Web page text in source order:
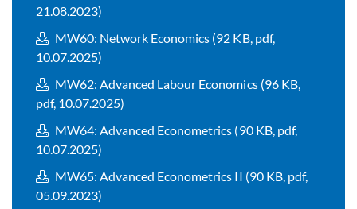
21.08.2023)
MW60: Network Economics (92 KB, pdf,
10.07.2025)
MW62: Advanced Labour Economics (96 KB,
pdf, 10.07.2025)
MW64: Advanced Econometrics (90 KB, pdf,
10.07.2025)
MW65: Advanced Econometrics II (90 KB, pdf,
05.09.2023)